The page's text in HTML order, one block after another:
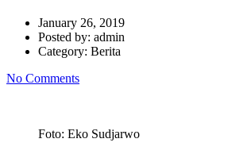
January 26, 2019
Posted by: admin
Category: Berita
No Comments
Foto: Eko Sudjarwo